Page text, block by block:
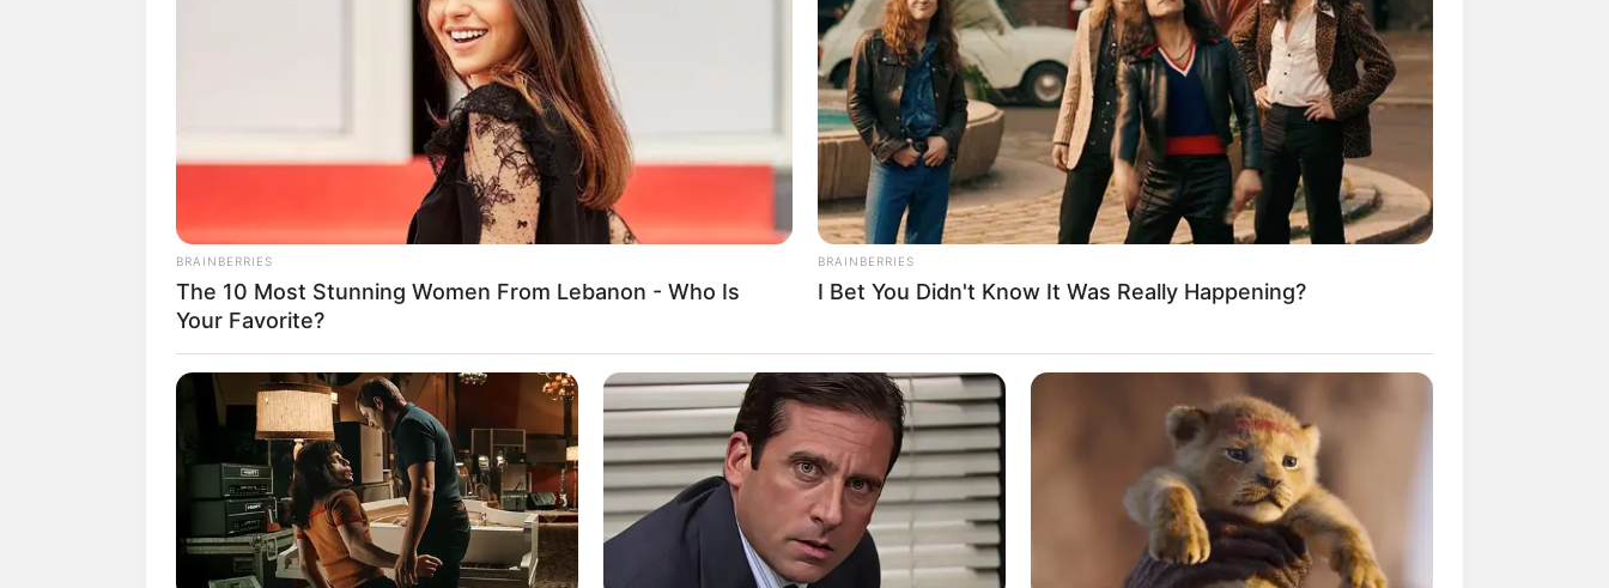
SHARE WHATSAPP LINE
Edit
Yoriko Angeline adalah seorang aktris, model, penyanyi, dan pembawa acara yang berasal dari
Banjarmasin, Kalimantan Selatan, Indonesia.
Ia mulai dikenal sejak menjadi anggota girlgroup
Teenebelle.Di dunia akting, ia dikenal lewat
karakternya sebagai Wati dalam series dilan diantaranya
Dilan 1990
Dilan
Daftar isi
Karier
Yoriko Angelin meniti karir sebagai aktris dan juga penyanyi di industri entertaiment Indonesia.
Mempunyai paras yang cantik dan suara yang merdu sudah bisa dijadikan modal untuk berkarir di
dunia hiburan.
Bikin Ngakak, 10 Potret
Cosplay Murah Pakai Bahan
Seadanya
Anti Mainstream, 10 Cara
Membawa Barang Belanjaan
Versi Warga Thailand
BRAINBERRIES
The 10 Most Stunning Women From Lebanon - Who Is
Your Favorite?
BRAINBERRIES
I Bet You Didn't Know It Was Really Happening?